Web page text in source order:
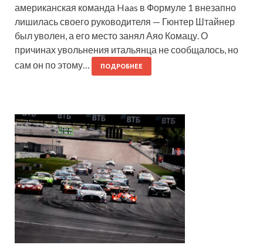
американская команда Haas в Формуле 1 внезапно
лишилась своего руководителя — Гюнтер Штайнер
был уволен, а его место занял Аяо Комацу. О
причинах увольнения итальянца не сообщалось, но
сам он по этому…
ПОДРОБНЕЕ